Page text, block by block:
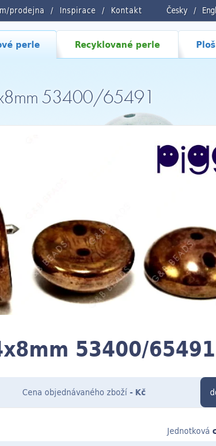
Česky /
prodejna Inspirace Kontakt
perle Recyklované perle
53400/65491
53400/65491
Cena objednávaného zboží- Kč
Jednotková